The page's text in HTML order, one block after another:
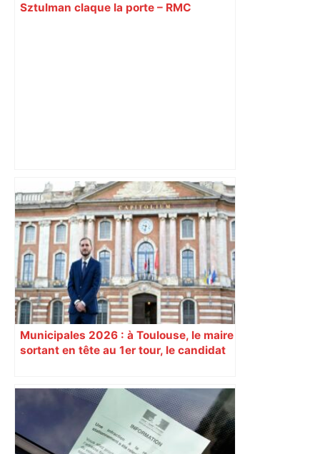
Sztulman claque la porte – RMC
"C'est la reprise des bouchons et c'est
horrible", plus de 17 km de
ralentissements autour de Toulouse ce
jeudi matin, on vous donne les
secteurs à éviter – ladepeche.fr
Municipales 2026 : à Toulouse, le maire
sortant en tête au 1er tour, le candidat